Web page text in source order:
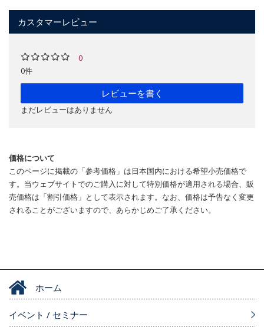
カスタマーレビュー
0
0件
レビューを書く
まだレビューはありません
価格について
このページに掲載の「参考価格」は日本国内における希望小売価格で
す。当ウェブサイトでのご購入に対して特別価格が適用される場合、販
売価格は「割引価格」として表示されます。なお、価格は予告なく変更
されることがございますので、あらかじめご了承ください。
ホーム
イベント / セミナー